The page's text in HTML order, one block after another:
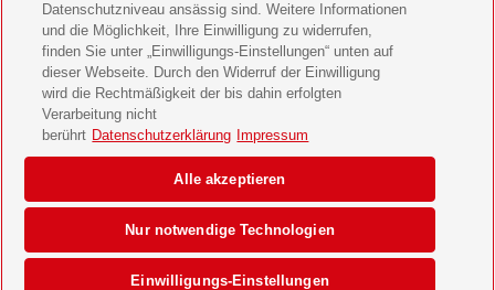
Welt der Wunder Geschenkabo verschenken
GEO Geschenkabo verschenken
Datenschutz & Cookies
Einwilligungs-Einstellungen
Barrierefreiheit
© 2026 Deutsche Post AG
Datenschutzniveau ansässig sind. Weitere Informationen
und die Möglichkeit, Ihre Einwilligung zu widerrufen,
finden Sie unter „Einwilligungs-Einstellungen“ unten auf
dieser Webseite. Durch den Widerruf der Einwilligung
wird die Rechtmäßigkeit der bis dahin erfolgten
Verarbeitung nicht
berührt Datenschutzerklärung Impressum
Einwilligungs-Einstellungen
Nur notwendige Technologien
Alle akzeptieren